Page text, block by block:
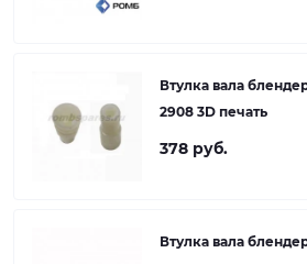
Втулка вала
2908 3D печать
378 руб.
Втулка вала